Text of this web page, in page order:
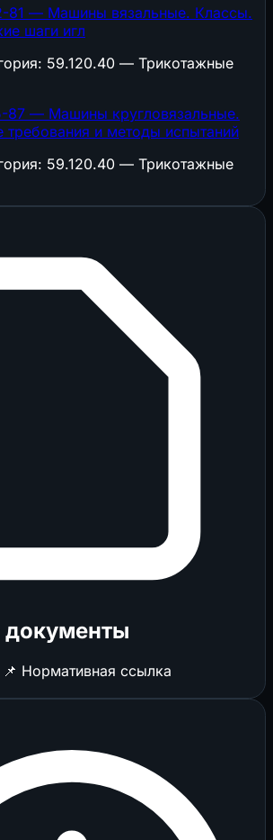
81 — Машины вязальные. Классы.
шаги игл
59.120.40 — Трикотажные
87 — Машины кругловязальные.
требования и методы испытаний
59.120.40 — Трикотажные
документы
📌 Нормативная ссылка